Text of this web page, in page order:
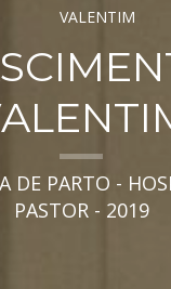
DE PARTO -
PASTOR - 2019